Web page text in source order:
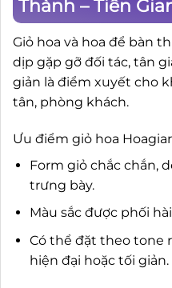
Thành – Tiền
Giỏ hoa và hoa để bàn
dịp gặp gỡ đối tác, tân
giản là điểm xuyết cho
tân, phòng khách.
Ưu điểm giỏ hoa
Form giỏ chắc chắn,
trưng bày.
Màu sắc được phối
Có thể đặt theo tone
hiện đại hoặc tối giản.